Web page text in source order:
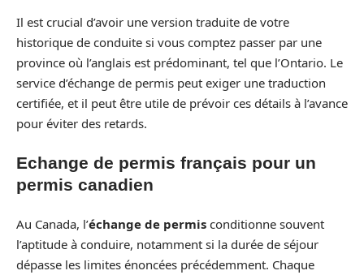
Il est crucial d’avoir une version traduite de votre
historique de conduite si vous comptez passer par une
province où l’anglais est prédominant, tel que l’Ontario. Le
service d’échange de permis peut exiger une traduction
certifiée, et il peut être utile de prévoir ces détails à l’avance
pour éviter des retards.
Echange de permis français pour un
permis canadien
Au Canada, l’échange de permis conditionne souvent
l’aptitude à conduire, notamment si la durée de séjour
dépasse les limites énoncées précédemment. Chaque